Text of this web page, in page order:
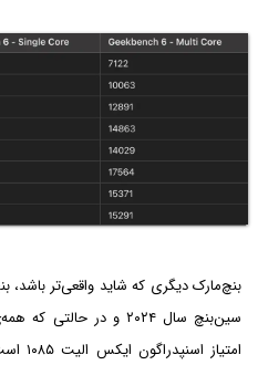
سین‌بنچ سال ۲۰۲۴ و در